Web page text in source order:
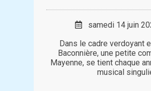
samedi 14 juin
Dans le cadre verdoyant
Baconnière, une petite
Mayenne, se tient chaque
musical